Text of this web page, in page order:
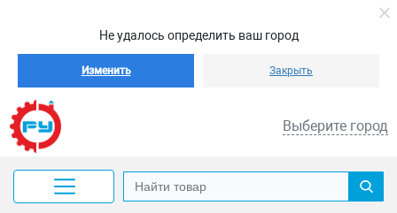
Не удалось определить ваш город
Изменить Закрыть
Выберите город